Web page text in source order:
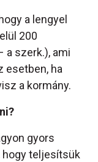
a lengyel
200
a szerk.), ami
esetben, ha
a kormány.
gyors
hogy teljesítsük